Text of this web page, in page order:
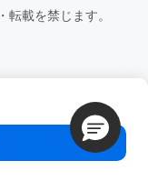
載を禁じます。